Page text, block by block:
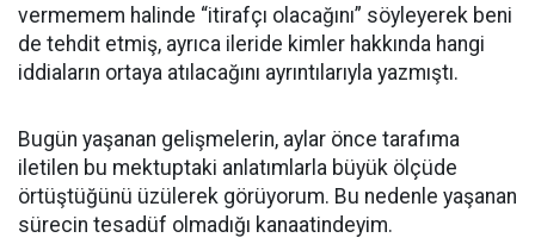
vermemem halinde “itirafçı olacağını” söyleyerek beni
de tehdit etmiş, ayrıca ileride kimler hakkında hangi
iddiaların ortaya atılacağını ayrıntılarıyla yazmıştı.
Bugün yaşanan gelişmelerin, aylar önce tarafıma
iletilen bu mektuptaki anlatımlarla büyük ölçüde
örtüştüğünü üzülerek görüyorum. Bu nedenle yaşanan
sürecin tesadüf olmadığı kanaatindeyim.